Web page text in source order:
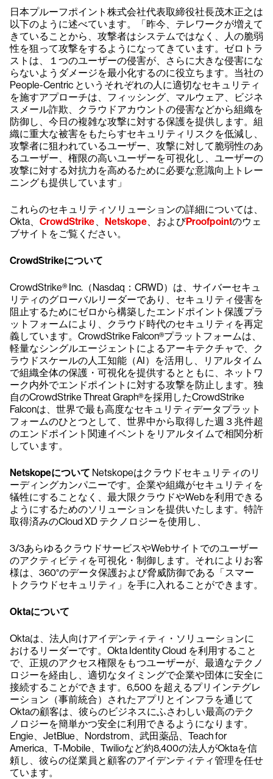
日本プルーフポイント株式会社代表取締役社長茂木正之は
以下のように述べています。「昨今、テレワークが増えて
きていることから、攻撃者はシステムではなく、人の脆弱
性を狙って攻撃をするようになってきています。ゼロトラ
ストは、１つのユーザーの侵害が、さらに大きな侵害にな
らないようダメージを最小化するのに役立ちます。当社の
People-Centric というそれぞれの人に適切なセキュリティ
を施すアプローチは、フィッシング、マルウェア、ビジネ
スメール詐欺、クラウドアカウントの侵害などから組織を
防御し、今日の複雑な攻撃に対する保護を提供します。組
織に重大な被害をもたらすセキュリティリスクを低減し、
攻撃者に狙われているユーザー、攻撃に対して脆弱性のあ
るユーザー、権限の高いユーザーを可視化し、ユーザーの
攻撃に対する対抗力を高めるために必要な意識向上トレー
ニングも提供しています」
これらのセキュリティソリューションの詳細については、
Okta、 CrowdStrike、 Netskope、およびProofpointのウェ
ブサイトをご覧ください。
CrowdStrikeについて
CrowdStrike® Inc.（Nasdaq：CRWD）は、サイバーセキュ
リティのグローバルリーダーであり、セキュリティ侵害を
阻止するためにゼロから構築したエンドポイント保護プラ
ットフォームにより、クラウド時代のセキュリティを再定
義しています。CrowdStrike Falcon®プラットフォームは、
軽量なシングルエージェントによるアーキテクチャで、ク
ラウドスケールの人工知能（AI）を活用し、リアルタイム
で組織全体の保護・可視化を提供するとともに、ネットワ
ーク内外でエンドポイントに対する攻撃を防止します。独
自のCrowdStrike Threat Graph®を採用したCrowdStrike
Falconは、世界で最も高度なセキュリティデータプラット
フォームのひとつとして、世界中から取得した週３兆件超
のエンドポイント関連イベントをリアルタイムで相関分析
しています。
Netskopeについて Netskopeはクラウドセキュリティのリ
ーディングカンパニーです。企業や組織がセキュリティを
犠牲にすることなく、最大限クラウドやWebを利用できる
ようにするためのソリューションを提供いたします。特許
取得済みのCloud XD テクノロジーを使用し、
3/3あらゆるクラウドサービスやWebサイトでのユーザー
のアクティビティを可視化・制御します。それによりお客
様は、360°のデータ保護および脅威防御である「スマー
トクラウドセキュリティ」を手に入れることができます。
Oktaについて
Oktaは、法人向けアイデンティティ・ソリューションに
おけるリーダーです。Okta Identity Cloud を利用すること
で、正規のアクセス権限をもつユーザーが、最適なテクノ
ロジーを経由し、適切なタイミングで企業や団体に安全に
接続することができます。6,500 を超えるプリインテグレ
ーション（事前統合）されたアプリとインフラを通じて
Oktaの顧客は、彼らのビジネスにふさわしい最高のテク
ノロジーを簡単かつ安全に利用できるようになります。
Engie、JetBlue、Nordstrom、武田薬品、Teach for
America、T-Mobile、Twilioなど約8,400の法人がOktaを信
頼し、彼らの従業員と顧客のアイデンティティ管理を任せ
ています。